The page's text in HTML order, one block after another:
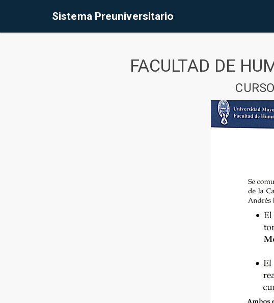
Sistema Preuniversitario
FACULTAD DE